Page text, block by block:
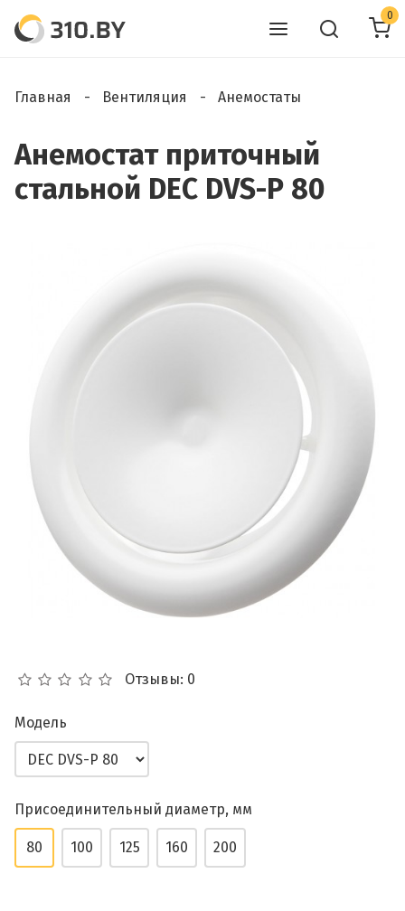
0
Главная Вентиляция Анемостаты
Анемостат приточный
стальной DEC DVS-P 80
Отзывы: 0
Модель
Присоединительный диаметр, мм
80 100 125 160 200